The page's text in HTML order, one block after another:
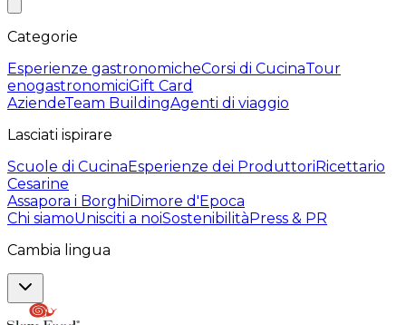
Categorie
Esperienze gastronomicheCorsi di CucinaTour
enogastronomiciGift Card
AziendeTeam BuildingAgenti di viaggio
Lasciati ispirare
Scuole di CucinaEsperienze dei ProduttoriRicettario
Cesarine
Assapora i BorghiDimore d'Epoca
Chi siamoUnisciti a noiSostenibilitàPress & PR
Cambia lingua